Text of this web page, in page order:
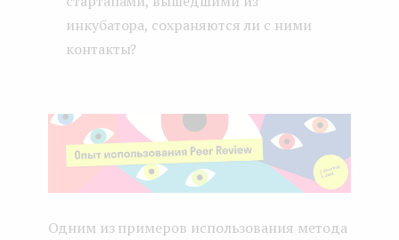
инкубатора, сохраняются ли с ними
контакты?
Одним из примеров использования метода